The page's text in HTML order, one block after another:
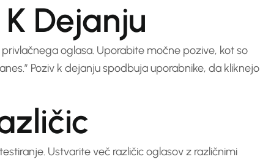
Dejanju
oglasa. Uporabite močne pozive, kot so
Poziv k dejanju spodbuja uporabnike, da kliknejo
Ustvarite več različic oglasov z različnimi